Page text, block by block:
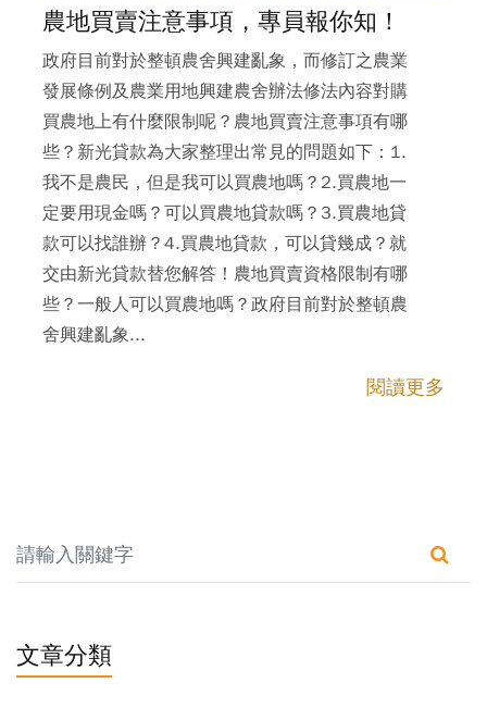
農地買賣注意事項，專員報你知！
政府目前對於整頓農舍興建亂象，而修訂之農業
發展條例及農業用地興建農舍辦法修法內容對購
買農地上有什麼限制呢？農地買賣注意事項有哪
些？新光貸款為大家整理出常見的問題如下：1.
我不是農民，但是我可以買農地嗎？2.買農地一
定要用現金嗎？可以買農地貸款嗎？3.買農地貸
款可以找誰辦？4.買農地貸款，可以貸幾成？就
交由新光貸款替您解答！農地買賣資格限制有哪
些？一般人可以買農地嗎？政府目前對於整頓農
舍興建亂象...
閱讀更多
文章分類